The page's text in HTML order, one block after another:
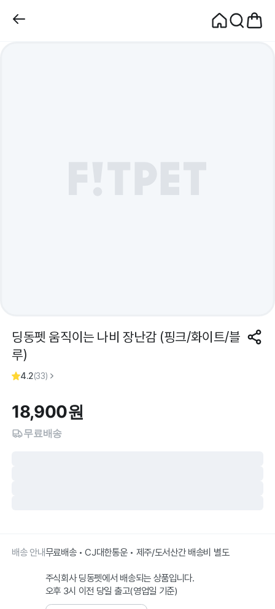
딩동펫 움직이는 나비 장난감 (핑크/화이트/블
루)
4.2(33)
18,900원
무료배송
배송 안내무료배송 • CJ대한통운 • 제주/도서산간 배송비 별도
주식회사 딩동펫에서 배송되는 상품입니다.
오후 3시 이전 당일 출고(영업일 기준)